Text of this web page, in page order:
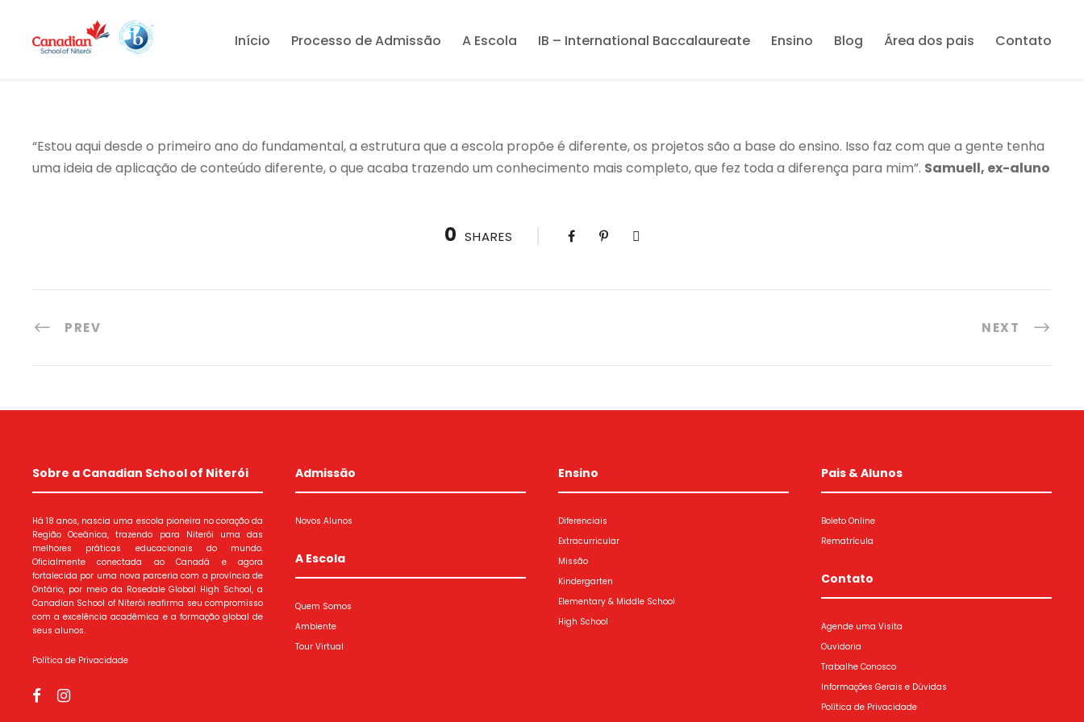
Início Processo de Admissão A Escola IB – International Baccalaureate Ensino Blog Área dos pais Contato
“Estou aqui desde o primeiro ano do fundamental, a estrutura que a escola propõe é diferente, os projetos são a base do ensino. Isso faz com que a gente tenha
uma ideia de aplicação de conteúdo diferente, o que acaba trazendo um conhecimento mais completo, que fez toda a diferença para mim”. Samuell, ex-aluno
0 SHARES
PREV NEXT
Sobre a Canadian School of Niterói
Há 18 anos, nascia uma escola pioneira no coração da
Região Oceânica, trazendo para Niterói uma das
melhores práticas educacionais do mundo.
Oficialmente conectada ao Canadá e agora
fortalecida por uma nova parceria com a província de
Ontário, por meio da Rosedale Global High School, a
Canadian School of Niterói reafirma seu compromisso
com a excelência acadêmica e a formação global de
seus alunos.
Política de Privacidade
Admissão
Novos Alunos
A Escola
Quem Somos
Ambiente
Tour Virtual
Ensino
Diferenciais
Extracurricular
Missão
Kindergarten
Elementary & Middle School
High School
Pais & Alunos
Boleto Online
Rematrícula
Contato
Agende uma Visita
Ouvidoria
Trabalhe Conosco
Informações Gerais e Dúvidas
Política de Privacidade